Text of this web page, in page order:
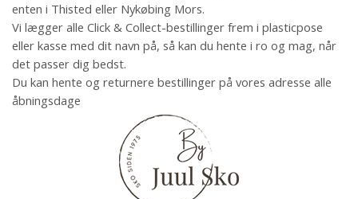
enten i Thisted eller Nykøbing Mors.
Vi lægger alle Click & Collect-bestillinger frem i plasticpose
eller kasse med dit navn på, så kan du hente i ro og mag, når
det passer dig bedst.
Du kan hente og returnere bestillinger på vores adresse alle
åbningsdage